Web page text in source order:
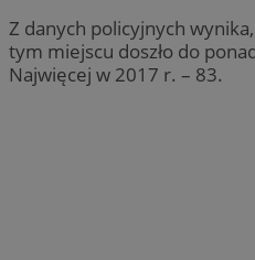
Z danych policyjnych
tym miejscu doszło do
Najwięcej w 2017 r. – 83.